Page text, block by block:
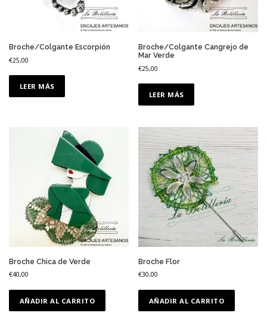
r
l
s
Broche/Colgante Escorpión
€25,00
LEER MÁS
Broche/Colgante Cangrejo de
Mar Verde
€25,00
LEER MÁS
Broche Chica de Verde
€40,00
AÑADIR AL CARRITO
Broche Flor
€30,00
AÑADIR AL CARRITO